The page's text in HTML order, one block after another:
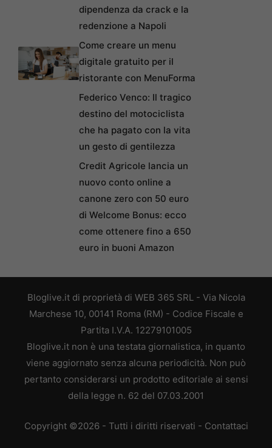
dipendenza da crack e la
redenzione a Napoli
Come creare un menu
digitale gratuito per il
ristorante con MenuForma
Federico Venco: Il tragico
destino del motociclista
che ha pagato con la vita
un gesto di gentilezza
Credit Agricole lancia un
nuovo conto online a
canone zero con 50 euro
di Welcome Bonus: ecco
come ottenere fino a 650
euro in buoni Amazon
Bloglive.it di proprietà di WEB 365 SRL - Via Nicola
Marchese 10, 00141 Roma (RM) - Codice Fiscale e
Partita I.V.A. 12279101005
Bloglive.it non è una testata giornalistica, in quanto
viene aggiornato senza alcuna periodicità. Non può
pertanto considerarsi un prodotto editoriale ai sensi
della legge n. 62 del 07.03.2001
Copyright ©2026 - Tutti i diritti riservati - Contattaci